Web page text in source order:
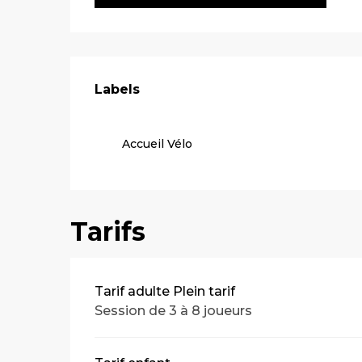
Offres de
Labels
Labels
Accueil Vélo
Tarifs
Tarifs 2026
Tarif adulte Plein tarif
Session de 3 à 8 joueurs